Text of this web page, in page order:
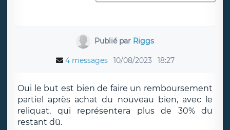
Publié par Riggs
4 messages 10/08/2023 18:27
Oui le but est bien de faire un remboursement
partiel après achat du nouveau bien, avec le
reliquat, qui représentera plus de 30% du
restant dû.